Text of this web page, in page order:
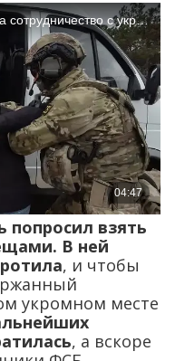
попросил взять
В ней
, и чтобы
укромном месте
, а вскоре